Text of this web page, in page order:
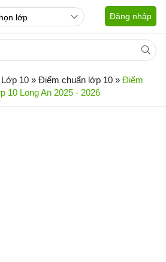
Đăng nhập
10 » Điểm chuẩn lớp 10 » Điểm
10 Long An 2025 - 2026